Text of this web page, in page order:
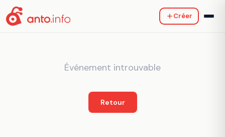
Créer
Événement introuvable
Retour